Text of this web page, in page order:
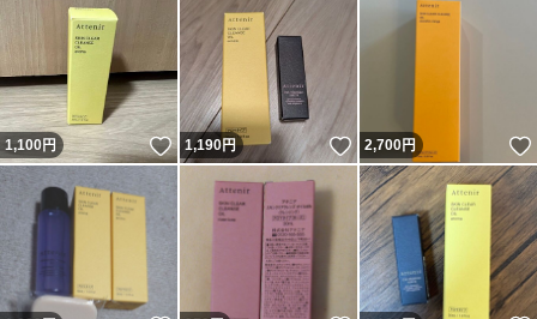
1,100円 いいね！
1,190円 いいね！
2,700円